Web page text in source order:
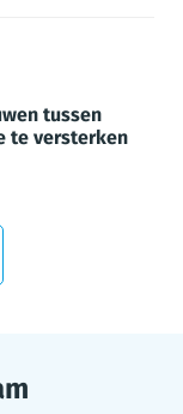
tussen
te versterken